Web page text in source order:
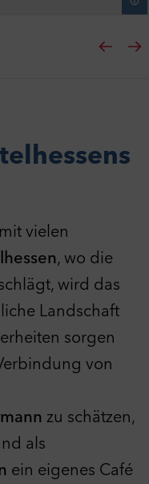
vielen
, wo die
wird das
Landschaft
sorgen
von
zu schätzen,
als
ein eigenes Café